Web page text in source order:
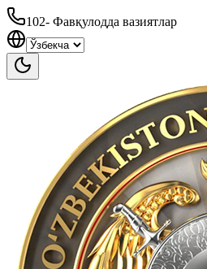
102- Фавқулодда вазиятлар